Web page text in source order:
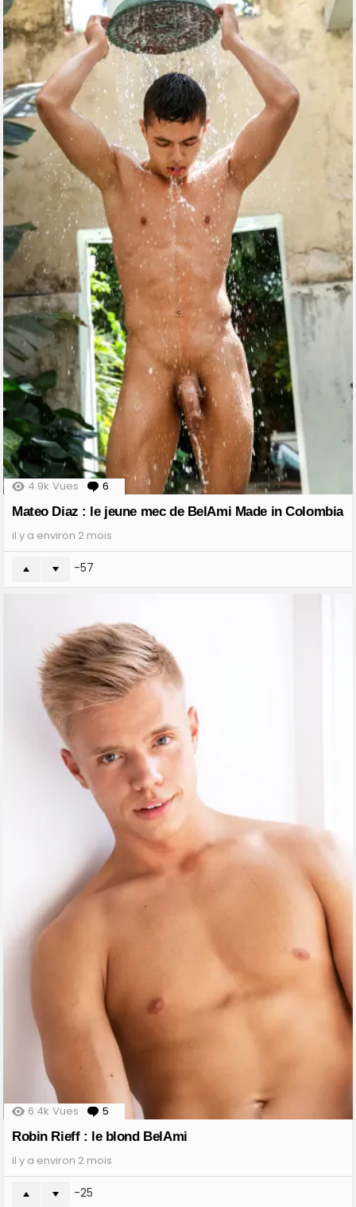
4.9k Vues 6
Comments
Mateo Diaz : le jeune mec de BelAmi Made in Colombia
il y a environ 2 mois
-57
6.4k Vues 5
Comments
Robin Rieff : le blond BelAmi
il y a environ 2 mois
-25